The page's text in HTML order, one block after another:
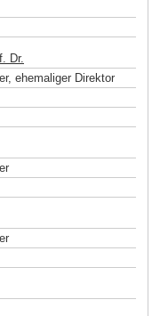
Dr.
ehemaliger Direktor